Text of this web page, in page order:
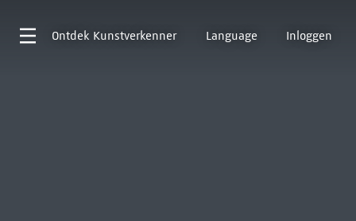
Ontdek Kunstverkenner Language Inloggen